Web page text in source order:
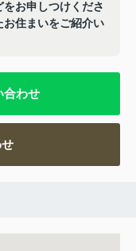
お申しつけくださ
お住まいをご紹介い
合わせ